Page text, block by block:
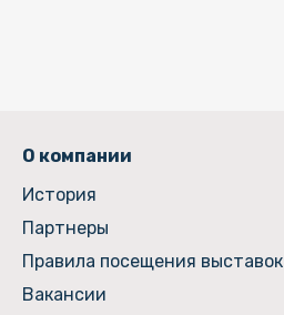
О компании
История
Партнеры
Правила посещения выставок
Вакансии